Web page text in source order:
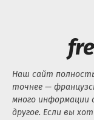
Наш сайт
точнее —
много информации
другое. Если вы